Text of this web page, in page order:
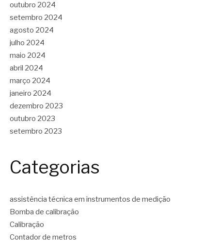
outubro 2024
setembro 2024
agosto 2024
julho 2024
maio 2024
abril 2024
março 2024
janeiro 2024
dezembro 2023
outubro 2023
setembro 2023
Categorias
assistência técnica em instrumentos de medição
Bomba de calibração
Calibração
Contador de metros